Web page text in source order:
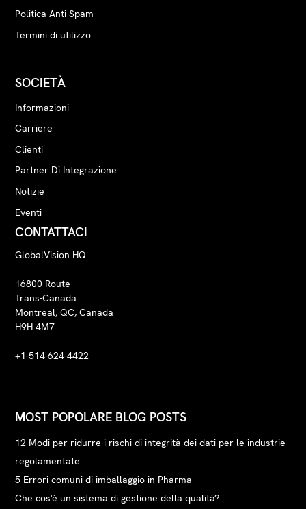
Politica Anti Spam
Termini di utilizzo
SOCIETÀ
Informazioni
Carriere
Clienti
Partner Di Integrazione
Notizie
Eventi
CONTATTACI
GlobalVision HQ
16800 Route
Trans-Canada
Montreal, QC, Canada
H9H 4M7
+1-514-624-4422
MOST POPOLARE BLOG POSTS
12 Modi per ridurre i rischi di integrità dei dati per le industrie
regolamentate
5 Errori comuni di imballaggio in Pharma
Che cos'è un sistema di gestione della qualità?